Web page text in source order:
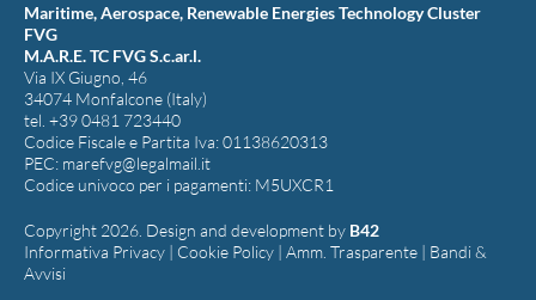
Maritime, Aerospace, Renewable Energies Technology Cluster
FVG
M.A.R.E. TC FVG S.c.ar.l.
Via IX Giugno, 46
34074 Monfalcone (Italy)
tel. +39 0481 723440
Codice Fiscale e Partita Iva: 01138620313
PEC: marefvg@legalmail.it
Codice univoco per i pagamenti: M5UXCR1
Copyright 2026. Design and development by B42
Informativa Privacy | Cookie Policy | Amm. Trasparente | Bandi &
Avvisi